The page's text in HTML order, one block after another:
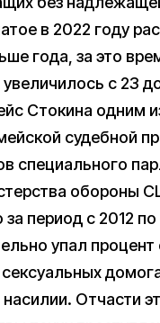
в 2022 году
года, за это
с 23
Стокина одним
судебной
специального
обороны
за период с 2012
упал
Отчасти